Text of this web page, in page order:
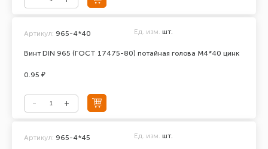
Винт DIN 965 (ГОСТ 17475-80) потайная голова М4*40 цинк
Артикул: 965-4*40 Ед. изм. шт.
0.95 ₽
Артикул: 965-4*45 Ед. изм. шт.